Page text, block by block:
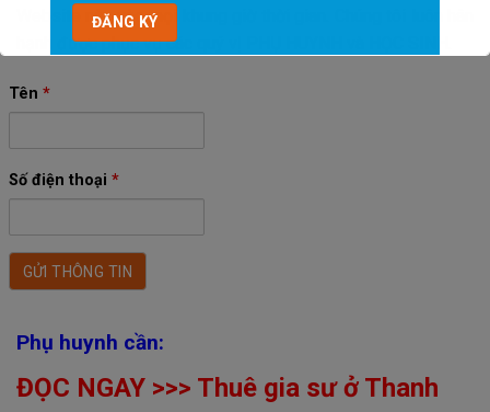
Website này vào mọi khung giờ thời gian. Chúng tôi luôn hân
hạnh được phục vụ các quý vị PHỤ HUYNH và HỌC SINH.
Tên *
Số điện thoại *
Phụ huynh cần:
ĐỌC NGAY >>> Thuê gia sư ở Thanh